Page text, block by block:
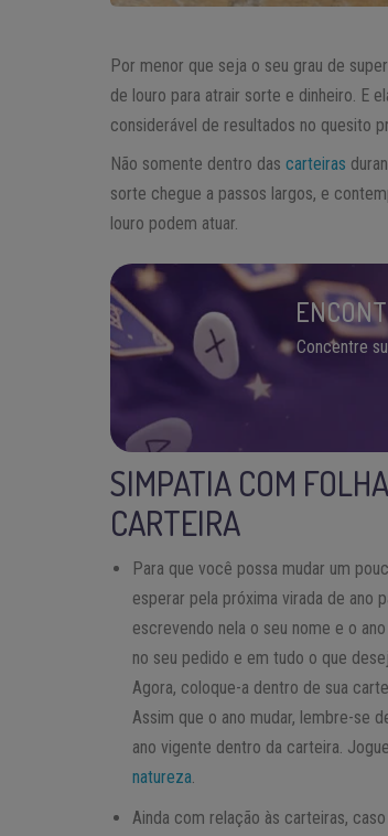
Por menor que seja o seu grau de
de louro para atrair sorte e dinheiro. E
considerável de resultados no quesito
Não somente dentro dascarteiras
sorte chegue a passos largos, e
louro podem atuar.
Concentre
SIMPATIA COM
CARTEIRA
Para que você possa mudar um
esperar pela próxima virada de ano
escrevendo nela o seu nome e o
no seu pedido e em tudo o que
Agora, coloque-a dentro de sua
Assim que o ano mudar, lembre-se
ano vigente dentro da carteira.
natureza.
Ainda com relação às carteiras,